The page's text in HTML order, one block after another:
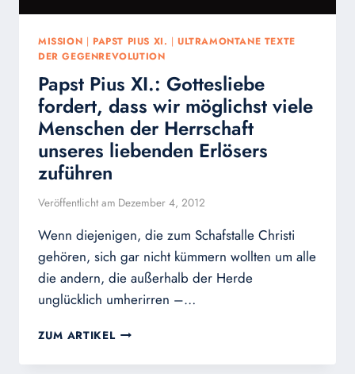
MISSION | PAPST PIUS XI. |ULTRAMONTANE TEXTE
DER GEGENREVOLUTION
Papst Pius XI.: Gottesliebe
fordert, dass wir möglichst viele
Menschen der Herrschaft
unseres liebenden Erlösers
zuführen
Veröffentlicht am Dezember 4, 2012
Wenn diejenigen, die zum Schafstalle Christi
gehören, sich gar nicht kümmern wollten um alle
die andern, die außerhalb der Herde
unglücklich umherirren –…
ZUM ARTIKEL PAPST
XI.: